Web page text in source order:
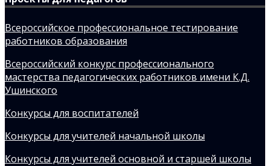
Всероссийское профессиональное тестирование
работников образования
Всероссийский конкурс профессионального
мастерства педагогических работников имени К.Д.
Ушинского
Конкурсы для воспитателей
Конкурсы для учителей начальной школы
Конкурсы для учителей основной и старшей школы